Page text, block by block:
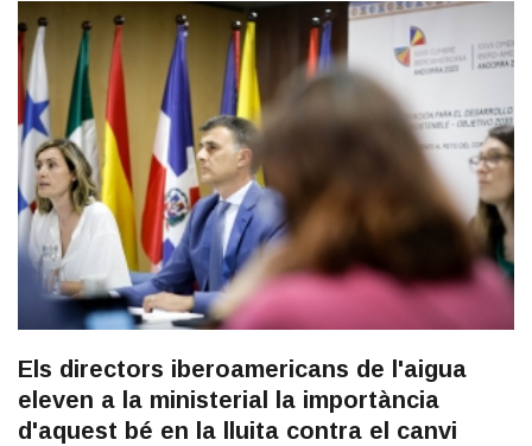
Els directors iberoamericans de l'aigua
eleven a la ministerial la importància
d'aquest bé en la lluita contra el canvi